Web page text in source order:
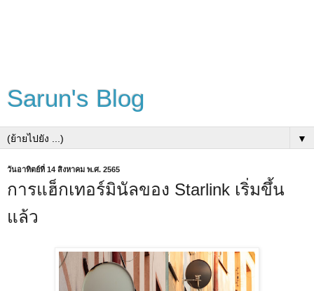
Sarun's Blog
▼
วันอาทิตย์ที่ 14 สิงหาคม พ.ศ. 2565
การแฮ็กเทอร์มินัลของ Starlink เริ่มขึ้น
แล้ว